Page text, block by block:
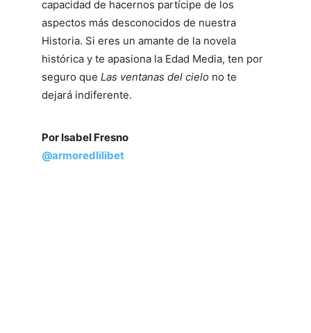
capacidad de hacernos partícipe de los
aspectos más desconocidos de nuestra
Historia. Si eres un amante de la novela
histórica y te apasiona la Edad Media, ten por
seguro que Las ventanas del cielo no te
dejará indiferente.
Por Isabel Fresno
@armoredlilibet